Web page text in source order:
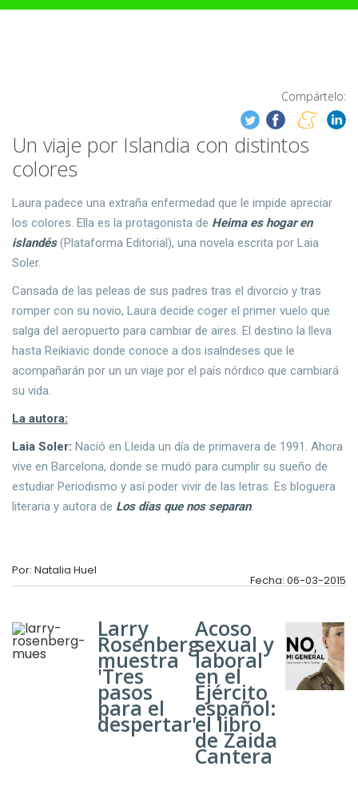
Compártelo:
Un viaje por Islandia con distintos
colores
Laura padece una extraña enfermedad que le impide apreciar
los colores. Ella es la protagonista de Heima es hogar en
islandés(Plataforma Editorial), una novela escrita por Laia
Soler.
Cansada de las peleas de sus padres tras el divorcio y tras
romper con su novio, Laura decide coger el primer vuelo que
salga del aeropuerto para cambiar de aires. El destino la lleva
hasta Reikiavic donde conoce a dos isalndeses que le
acompañarán por un un viaje por el país nórdico que cambiará
su vida.
La autora:
Laia Soler: Nació en Lleida un día de primavera de 1991. Ahora
vive en Barcelona, donde se mudó para cumplir su sueño de
estudiar Periodismo y así poder vivir de las letras. Es bloguera
literaria y autora de Los días que nos separan.
Por: Natalia Huel
Fecha: 06-03-2015
Larry
Rosenberg
muestra
'Tres
pasos
para el
despertar'
Acoso
sexual y
laboral
en el
Ejército
español:
el libro
de Zaida
Cantera